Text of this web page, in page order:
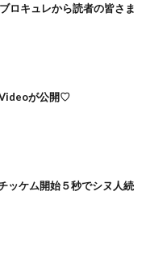
ロキュレから読者の皆さま
が公開♡
ッケム開始５秒でシヌ人続